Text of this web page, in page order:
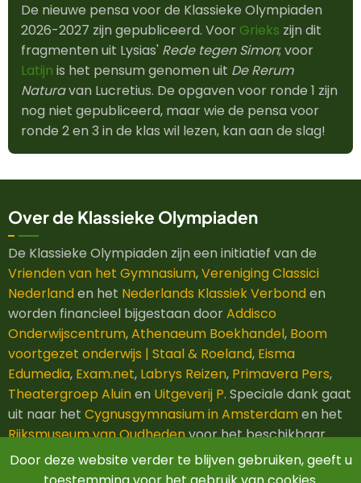
De nieuwe pensa voor de Klassieke Olympiaden
2026-2027 zijn gepubliceerd. Voor Grieks zijn dit
fragmenten uit Lysias' Rede tegen Simon; voor
Latijn is het pensum genomen uit De Rerum
Naturavan Lucretius. De opgaven voor ronde 1 zijn
nog niet gepubliceerd, maar wie de pensa voor
ronde 2 en 3 in de klas wil lezen, kan aan de slag!
Over de Klassieke Olympiaden
De Klassieke Olympiaden zijn een initiatief van de
Vrienden van het Gymnasium,Vereniging Classici
Nederlanden het Nederlands Klassiek Verbonden
worden financieel bijgestaan doorAddisco
Onderwijscentrum,Athenaeum Boekhandel, Boom
voortgezet onderwijs | Staal & Roeland, Eisma
Edumedia, Exam.net, Labrys Reizen, Primavera Pers,
Theatergroep Aluinen Uitgeverij P. Speciale dank gaat
uit naar het Cygnusgymnasium in Amsterdamen het
Rijksmuseum van Oudhedenvoor het beschikbaar
stellen van hun ruimtes.
Door deze website verder te blijven gebruiken, geeft u